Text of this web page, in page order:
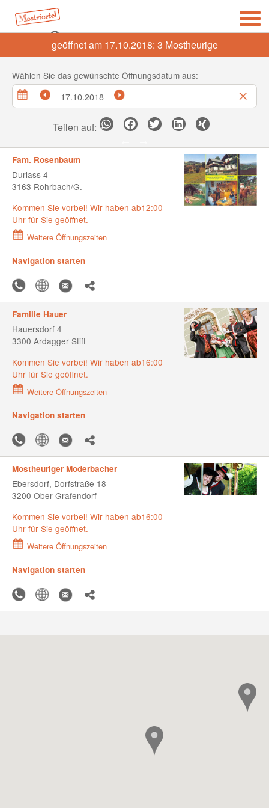
geöffnet am 17.10.2018: 3 Mostheurige
Wählen Sie das gewünschte Öffnungsdatum aus:
Teilen auf:
Fam. Rosenbaum
Durlass 4
3163 Rohrbach/G.
Kommen Sie vorbei! Wir haben ab12:00
Uhr für Sie geöffnet.
Weitere Öffnungszeiten
Navigation starten
Familie Hauer
Hauersdorf 4
3300 Ardagger Stift
Kommen Sie vorbei! Wir haben ab16:00
Uhr für Sie geöffnet.
Weitere Öffnungszeiten
Navigation starten
Mostheuriger Moderbacher
Ebersdorf, Dorfstraße 18
3200 Ober-Grafendorf
Kommen Sie vorbei! Wir haben ab16:00
Uhr für Sie geöffnet.
Weitere Öffnungszeiten
Navigation starten